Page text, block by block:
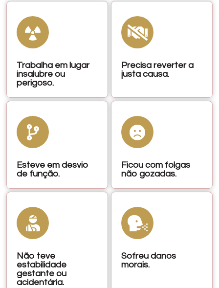
Trabalha em lugar
insalubre ou
perigoso.
Precisa reverter a
justa causa.
Esteve em desvio
de função.
Ficou com folgas
não gozadas.
Não teve
estabilidade
gestante ou
acidentária.
Sofreu danos
morais.